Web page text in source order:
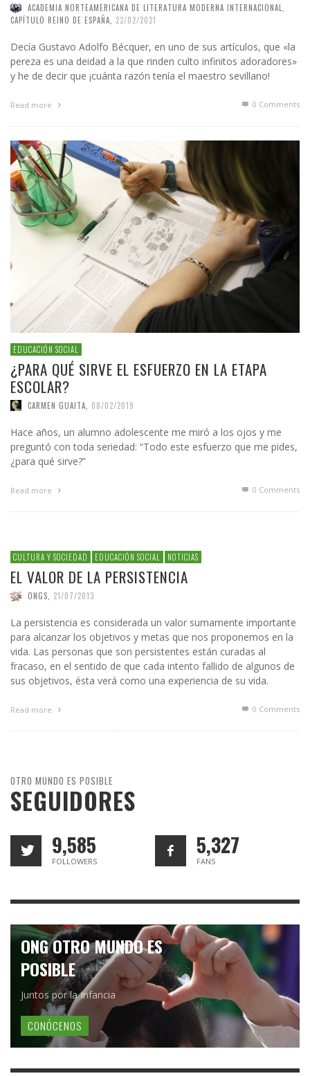
ACADEMIA NORTEAMERICANA DE LITERATURA MODERNA INTERNACIONAL,
CAPÍTULO REINO DE ESPAÑA
22/02/2021
Decía Gustavo Adolfo Bécquer, en uno de sus artículos, que «la
pereza es una deidad a la que rinden culto infinitos adoradores»
y he de decir que ¡cuánta razón tenía el maestro sevillano!
Read more 0 Comments
EDUCACIÓN SOCIAL
¿PARA QUÉ SIRVE EL ESFUERZO EN LA ETAPA
ESCOLAR?
CARMEN GUAITA 08/02/2019
Hace años, un alumno adolescente me miró a los ojos y me
preguntó con toda seriedad: “Todo este esfuerzo que me pides,
¿para qué sirve?”
Read more 0 Comments
CULTURA Y SOCIEDAD EDUCACIÓN SOCIAL NOTICIAS
EL VALOR DE LA PERSISTENCIA
ONGS 21/07/2013
La persistencia es considerada un valor sumamente importante
para alcanzar los objetivos y metas que nos proponemos en la
vida. Las personas que son persistentes están curadas al
fracaso, en el sentido de que cada intento fallido de algunos de
sus objetivos, ésta verá como una experiencia de su vida.
Read more 0 Comments
OTRO MUNDO ES POSIBLE
SEGUIDORES
9,585
FOLLOWERS
5,327
FANS
ONG OTRO MUNDO ES
POSIBLE
Juntos por la Infancia
CONÓCENOS